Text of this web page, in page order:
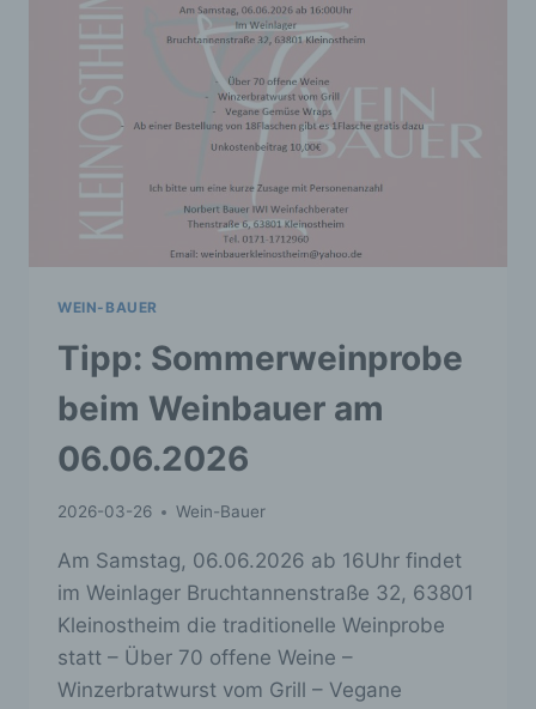
WEIN-BAUER
Tipp: Sommerweinprobe
beim Weinbauer am
06.06.2026
2026-03-26 Wein-Bauer
Am Samstag, 06.06.2026 ab 16Uhr findet
im Weinlager Bruchtannenstraße 32, 63801
Kleinostheim die traditionelle Weinprobe
statt – Über 70 offene Weine –
Winzerbratwurst vom Grill – Vegane